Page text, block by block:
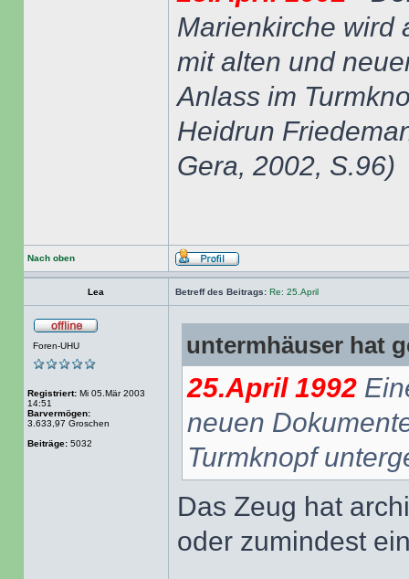
Marienkirche wird
mit alten und
Anlass im
Heidrun
Gera, 2002, S.96)
Nach oben
Lea Betreff des Beitrags: Re: 25.April
Foren-UHU
Registriert: Mi 05.Mär 2003
14:51
Barvermögen:
3.633,97 Groschen
Beiträge: 5032
untermhäuser hat
25.April 1992
neuen
Turmknopf
Das Zeug hat
oder zumindest